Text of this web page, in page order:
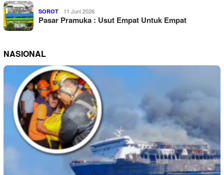
SOROT 11 Juni 2026
Pasar Pramuka : Usut Empat Untuk Empat
NASIONAL